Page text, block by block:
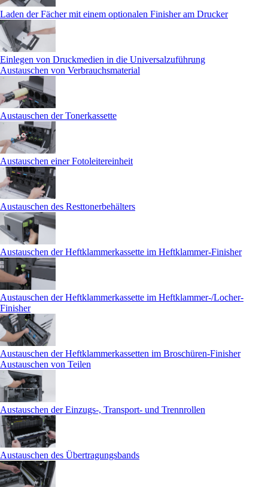
Laden der Fächer mit einem optionalen Finisher am Drucker
Einlegen von Druckmedien in die Universalzuführung
Austauschen von Verbrauchsmaterial
Austauschen der Tonerkassette
Austauschen einer Fotoleitereinheit
Austauschen des Resttonerbehälters
Austauschen der Heftklammerkassette im Heftklammer-Finisher
Austauschen der Heftklammerkassette im Heftklammer-/Locher-
Finisher
Austauschen der Heftklammerkassetten im Broschüren-Finisher
Austauschen von Teilen
Austauschen der Einzugs-, Transport- und Trennrollen
Austauschen des Übertragungsbands